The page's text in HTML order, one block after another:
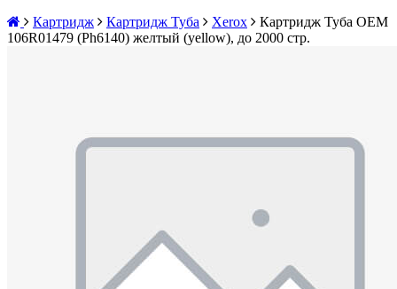
Картридж
Картридж Туба Xerox
Картридж Туба OEM
106R01479 (Ph6140) желтый (yellow), до 2000 стр.